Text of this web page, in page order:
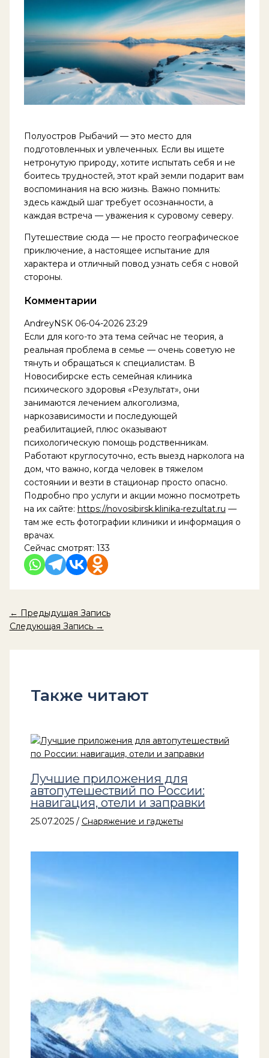
Полуостров Рыбачий — это место для
подготовленных и увлеченных. Если вы ищете
нетронутую природу, хотите испытать себя и не
боитесь трудностей, этот край земли подарит вам
воспоминания на всю жизнь. Важно помнить:
здесь каждый шаг требует осознанности, а
каждая встреча — уважения к суровому северу.
Путешествие сюда — не просто географическое
приключение, а настоящее испытание для
характера и отличный повод узнать себя с новой
стороны.
Комментарии
AndreyNSK 06-04-2026 23:29
Если для кого-то эта тема сейчас не теория, а
реальная проблема в семье — очень советую не
тянуть и обращаться к специалистам. В
Новосибирске есть семейная клиника
психического здоровья «Результат», они
занимаются лечением алкоголизма,
наркозависимости и последующей
реабилитацией, плюс оказывают
психологическую помощь родственникам.
Работают круглосуточно, есть выезд нарколога на
дом, что важно, когда человек в тяжелом
состоянии и везти в стационар просто опасно.
Подробно про услуги и акции можно посмотреть
на их сайте: https://novosibirsk.klinika-rezultat.ru —
там же есть фотографии клиники и информация о
врачах.
Сейчас смотрят: 133
← Предыдущая Запись
Следующая Запись →
Также читают
Лучшие приложения для
автопутешествий по России:
навигация, отели и заправки
25.07.2025 / Снаряжение и гаджеты